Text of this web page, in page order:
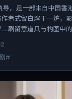
导，是一部来自中国香
者式留白熔于一炉，
刷留意道具与构图中的
#